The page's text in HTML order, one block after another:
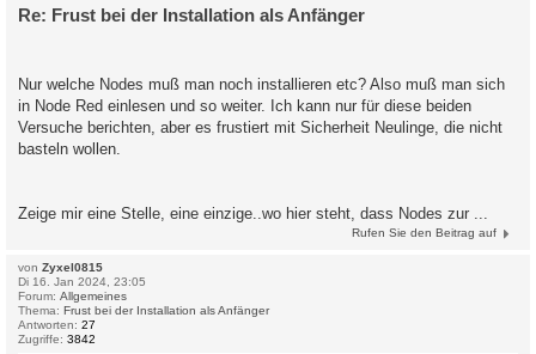
Re: Frust bei der Installation als Anfänger
Nur welche Nodes muß man noch installieren etc? Also muß man sich
in Node Red einlesen und so weiter. Ich kann nur für diese beiden
Versuche berichten, aber es frustiert mit Sicherheit Neulinge, die nicht
basteln wollen.
Zeige mir eine Stelle, eine einzige..wo hier steht, dass Nodes zur ...
Rufen Sie den Beitrag auf
von Zyxel0815
Di 16. Jan 2024, 23:05
Forum: Allgemeines
Thema: Frust bei der Installation als Anfänger
Antworten: 27
Zugriffe: 3842